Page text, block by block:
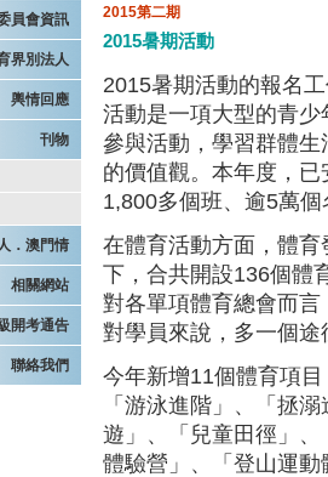
員會資訊
界別法人
輿情回應
刊物
．澳門情
相關網站
開考通告
聯絡我們
2015第二期
2015暑期活動
2015暑期活動的報名
活動是一項大型的青
參與活動，學習群體
的價值觀。本年度，
1,800多個班、逾5萬個
在體育活動方面，體
下，合共開設136個體
對各單項體育總會而
對學員來說，多一個
今年新增11個體育項
「游泳進階」、「拯
遊」、「兒童田徑」
體驗營」、「登山運